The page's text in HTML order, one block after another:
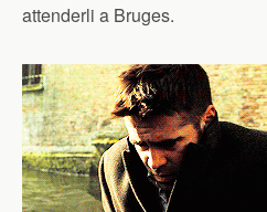
attenderli a Bruges.